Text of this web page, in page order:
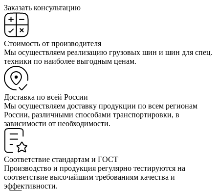
Заказать консультацию
Стоимость от производителя
Мы осуществляем реализацию грузовых шин и шин для спец.
техники по наиболее выгодным ценам.
Доставка по всей России
Мы осуществляем доставку продукции по всем регионам
России, различными способами транспортировки, в
зависимости от необходимости.
Соответствие стандартам и ГОСТ
Производство и продукция регулярно тестируются на
соответствие высочайшим требованиям качества и
эффективности.